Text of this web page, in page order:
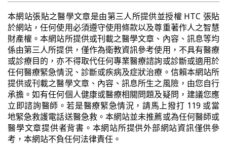
本網站張貼之醫學文章是由第三人所提供並授權 HTC 張貼
於網站，任何使用必須遵守使用條款以及尊重著作人之智慧
財產權。本網站所提供或刊載之醫學文章、內容、訊息等均
係由第三人所提供，僅作為衛教資訊參考使用，不具有醫療
或診療目的，亦不得取代任何專業醫療諮詢或診斷或適用於
任何醫療緊急情況、診斷或疾病及症狀治療。信賴本網站所
提供或刊載之醫學文章、內容、訊息所生之風險，由您自行
承擔。如有任何個人健康或醫療相關問題及疑問，建議您應
立即諮詢醫師。若是醫療緊急情況，請馬上撥打 119 或當
地緊急救護電話送醫急救。本網站並未推薦或為任何醫師或
醫學文章提供者背書。本網站所提供外部網站資訊僅供參
考，本網站不負任何法律責任。